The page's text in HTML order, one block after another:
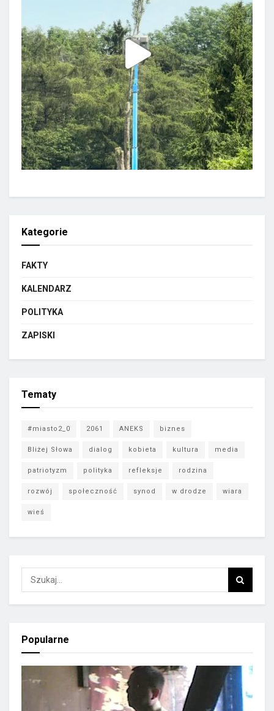
Kategorie
FAKTY
KALENDARZ
POLITYKA
ZAPISKI
Tematy
#miasto2_0 2061 ANEKS biznes
Bliżej Słowa dialog kobieta kultura media
patriotyzm polityka refleksje rodzina
rozwój społeczność synod w drodze wiara
wieś
Popularne